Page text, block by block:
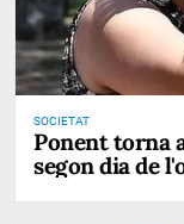
SOCIETAT
Ponent torna
segon dia de